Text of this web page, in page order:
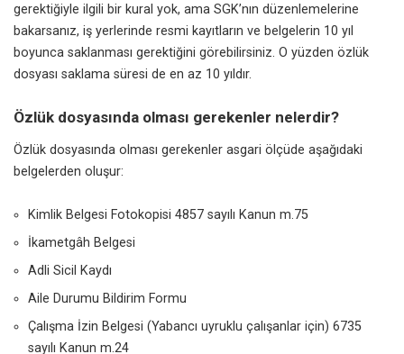
gerektiğiyle ilgili bir kural yok, ama SGK’nın düzenlemelerine
bakarsanız, iş yerlerinde resmi kayıtların ve belgelerin 10 yıl
boyunca saklanması gerektiğini görebilirsiniz. O yüzden özlük
dosyası saklama süresi de en az 10 yıldır.
Özlük dosyasında olması gerekenler nelerdir?
Özlük dosyasında olması gerekenler asgari ölçüde aşağıdaki
belgelerden oluşur:
Kimlik Belgesi Fotokopisi 4857 sayılı Kanun m.75
İkametgâh Belgesi
Adli Sicil Kaydı
Aile Durumu Bildirim Formu
Çalışma İzin Belgesi (Yabancı uyruklu çalışanlar için) 6735
sayılı Kanun m.24